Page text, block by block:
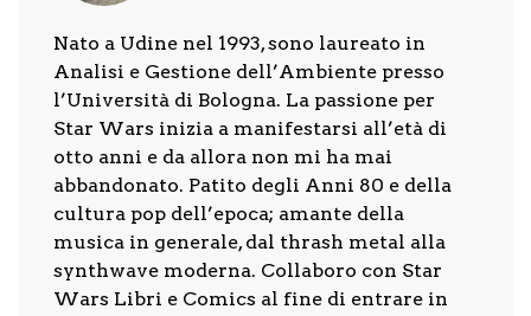
Nato a Udine nel 1993, sono laureato in
Analisi e Gestione dell’Ambiente presso
l’Università di Bologna. La passione per
Star Wars inizia a manifestarsi all’età di
otto anni e da allora non mi ha mai
abbandonato. Patito degli Anni 80 e della
cultura pop dell’epoca; amante della
musica in generale, dal thrash metal alla
synthwave moderna. Collaboro con Star
Wars Libri e Comics al fine di entrare in